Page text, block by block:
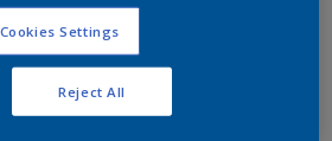
Cookies Settings
Reject All